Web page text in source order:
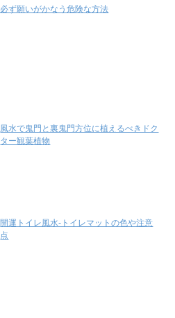
必ず願いがかなう危険な方法
風水で鬼門と裏鬼門方位に植えるべきドク
ター観葉植物
開運トイレ風水-トイレマットの色や注意
点